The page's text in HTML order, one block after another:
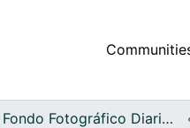
Fondo Fotográfico Diario Occidente